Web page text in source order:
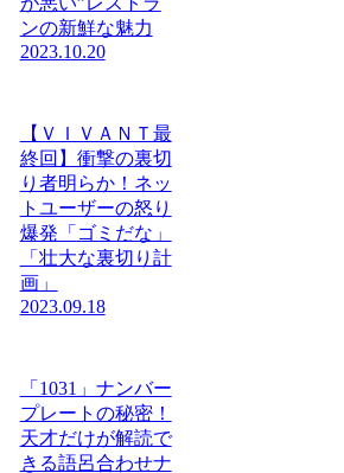
ンの新鮮な魅力
2023.10.20
【ＶＩＶＡＮＴ最
終回】衝撃の裏切
り者明らか！ネッ
トユーザーの怒り
爆発「ゴミだな」
「壮大な裏切り計
画」
2023.09.18
「1031」ナンバー
プレートの秘密！
天才だけが解読で
きる語呂合わせナ